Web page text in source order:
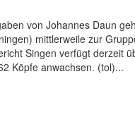
von Johannes Daun
mittlerweile zur
Singen verfügt derzeit
Köpfe anwachsen. (tol)...